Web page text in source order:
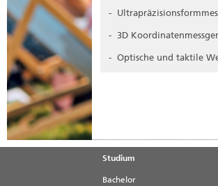
-
- 3D
- Optische und taktile
Studium
Bachelor